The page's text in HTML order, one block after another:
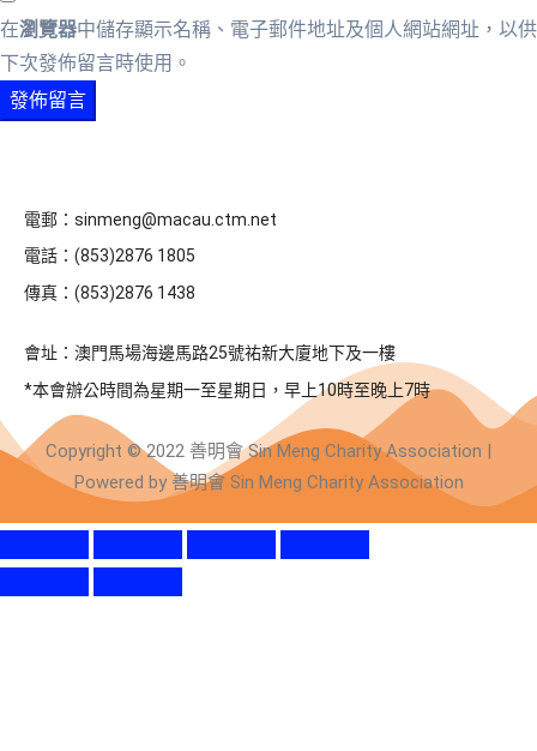
在瀏覽器中儲存顯示名稱、電子郵件地址及個人網站網址，以供
下次發佈留言時使用。
電郵：sinmeng@macau.ctm.net
電話：(853)2876 1805
傳真：(853)2876 1438
會址：澳門馬場海邊馬路25號祐新大廈地下及一樓
*本會辦公時間為星期一至星期日，早上10時至晚上7時
Copyright © 2022 善明會 Sin Meng Charity Association |
Powered by 善明會 Sin Meng Charity Association